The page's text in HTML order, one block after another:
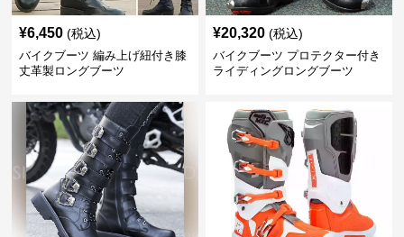
¥6,450 (税込)
バイクブーツ 編み上げ紐付き膝
丈革製ロングブーツ
¥20,320 (税込)
バイクブーツ プロテクター付き
ライディングロングブーツ